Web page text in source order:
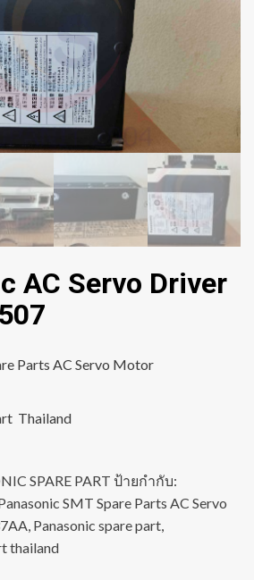
AC Servo Driver
Parts AC Servo Motor
Thailand
SPARE PART ป้ายกำกับ:
SMT Spare Parts AC Servo
, Panasonic spare part,
thailand